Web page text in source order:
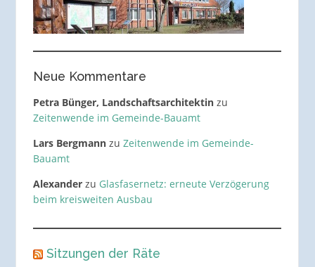
Neue Kommentare
Petra Bünger, Landschaftsarchitektinzu
Zeitenwende im Gemeinde-Bauamt
Lars Bergmannzu Zeitenwende im Gemeinde-
Bauamt
Alexanderzu Glasfasernetz: erneute Verzögerung
beim kreisweiten Ausbau
Sitzungen der Räte